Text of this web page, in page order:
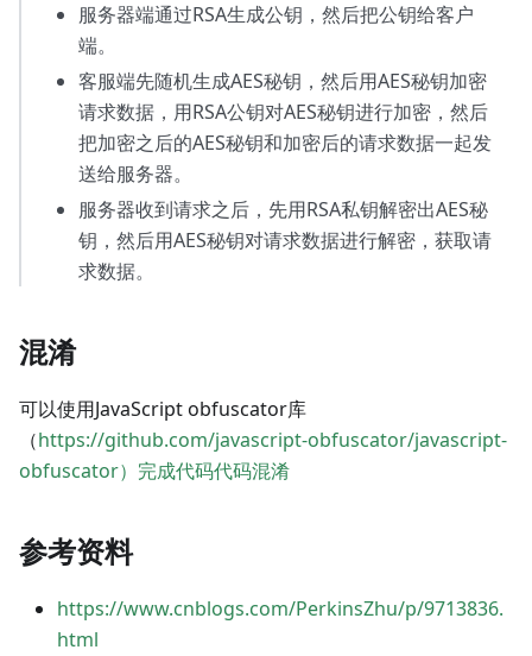
服务器端通过RSA生成公钥，然后把公钥给客户
端。
客服端先随机生成AES秘钥，然后用AES秘钥加密
请求数据，用RSA公钥对AES秘钥进行加密，然后
把加密之后的AES秘钥和加密后的请求数据一起发
送给服务器。
服务器收到请求之后，先用RSA私钥解密出AES秘
钥，然后用AES秘钥对请求数据进行解密，获取请
求数据。
混淆
可以使用JavaScript obfuscator库
（https://github.com/javascript-obfuscator/javascript-
obfuscator）完成代码代码混淆
参考资料
https://www.cnblogs.com/PerkinsZhu/p/9713836.
html